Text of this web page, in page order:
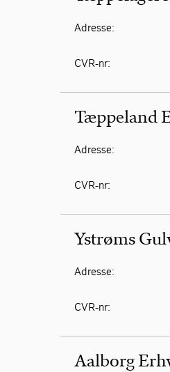
Adresse:
CVR-nr:
Tæppeland
Adresse:
CVR-nr:
Ystrøms
Adresse:
CVR-nr:
Aalborg